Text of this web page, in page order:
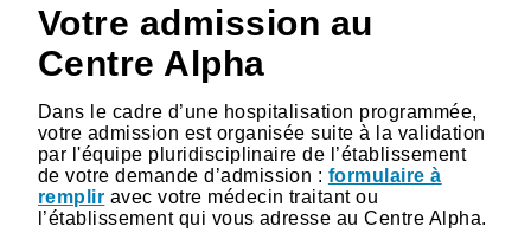
Votre admission au
Centre Alpha
Dans le cadre d’une hospitalisation programmée,
votre admission est organisée suite à la validation
par l'équipe pluridisciplinaire de l’établissement
de votre demande d’admission : formulaire à
remplir avec votre médecin traitant ou
l’établissement qui vous adresse au Centre Alpha.